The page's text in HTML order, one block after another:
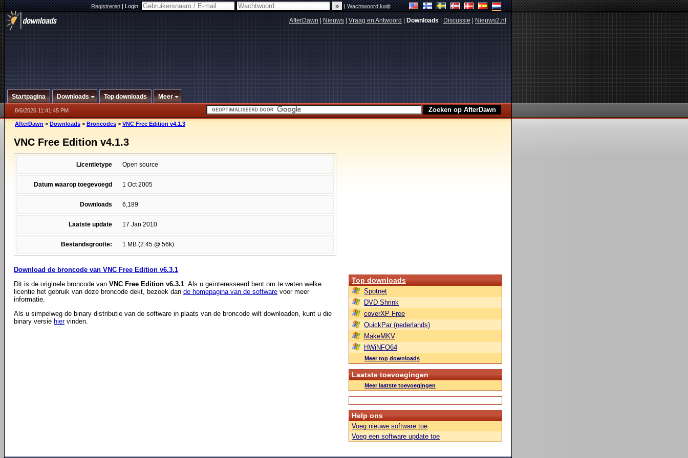
Registreren|Login: |Wachtwoord kwijt
AfterDawn Nieuws Vraag en Antwoord Downloads Discussie Nieuws2.nl
Startpagina Downloads Top downloads Meer
8/6/2026 11:41:45 PM
AfterDawn > Downloads > Broncodes > VNC Free Edition v4.1.3
VNC Free Edition v4.1.3
Licentietype Open source
Datum waarop toegevoegd 1 Oct 2005
Downloads 6,189
Laatste update 17 Jan 2010
Bestandsgrootte: 1 MB (2:45 @ 56k)
Download de broncode van VNC Free Edition v6.3.1
Dit is de originele broncode van VNC Free Edition v6.3.1. Als u geïnteresseerd bent om te weten welke
licentie het gebruik van deze broncode dekt, bezoek dan de homepagina van de software voor meer
informatie.
Als u simpelweg de binary distributie van de software in plaats van de broncode wilt downloaden, kunt u die
binary versie hiervinden.
Top downloads
Spotnet
DVD Shrink
coverXP Free
QuickPar (nederlands)
MakeMKV
HWiNFO64
Meer top downloads
Laatste toevoegingen
Meer laatste toevoegingen
Help ons
Voeg nieuwe software toe
Voeg een software update toe